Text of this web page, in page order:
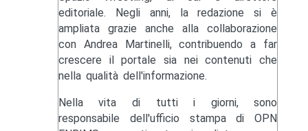
editoriale. Negli anni, la redazione si è
ampliata grazie anche alla collaborazione
con Andrea Martinelli, contribuendo a far
crescere il portale sia nei contenuti che
nella qualità dell'informazione.
Nella vita di tutti i giorni, sono
responsabile dell'ufficio stampa di OPN